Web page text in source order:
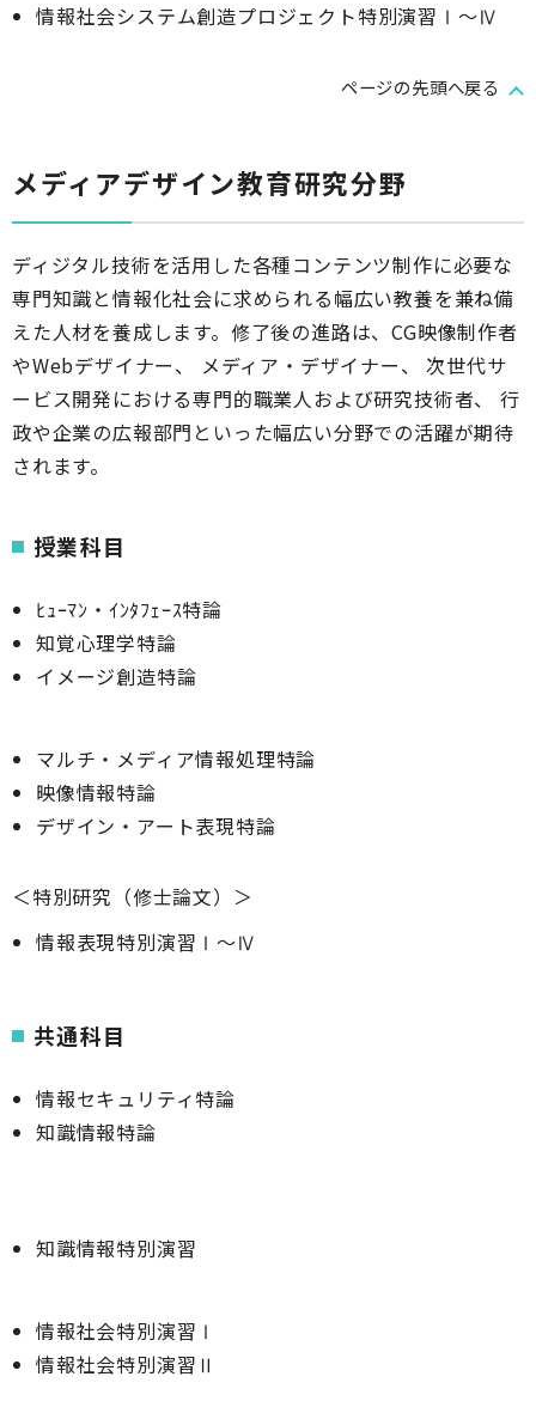
情報社会システム創造プロジェクト特別演習Ⅰ～Ⅳ
ページの先頭へ戻る
メディアデザイン教育研究分野
ディジタル技術を活用した各種コンテンツ制作に必要な
専門知識と情報化社会に求められる幅広い教養を兼ね備
えた人材を養成します。修了後の進路は、CG映像制作者
やWebデザイナー、 メディア・デザイナー、 次世代サ
ービス開発における専門的職業人および研究技術者、 行
政や企業の広報部門といった幅広い分野での活躍が期待
されます。
授業科目
ﾋｭｰﾏﾝ・ｲﾝﾀﾌｪｰｽ特論
知覚心理学特論
イメージ創造特論
マルチ・メディア情報処理特論
映像情報特論
デザイン・アート表現特論
＜特別研究（修士論文）＞
情報表現特別演習Ⅰ～Ⅳ
共通科目
情報セキュリティ特論
知識情報特論
知識情報特別演習
情報社会特別演習Ⅰ
情報社会特別演習Ⅱ